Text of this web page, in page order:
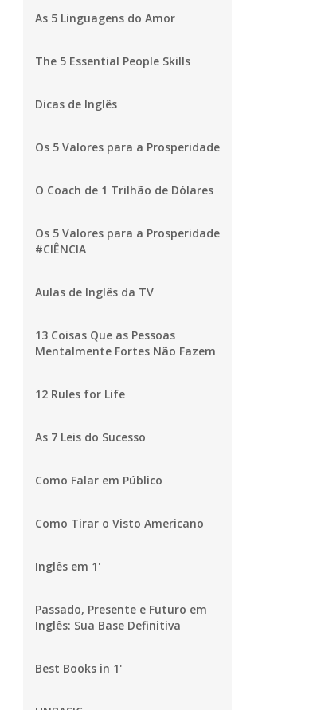
As 5 Linguagens do Amor
The 5 Essential People Skills
Dicas de Inglês
Os 5 Valores para a Prosperidade
O Coach de 1 Trilhão de Dólares
Os 5 Valores para a Prosperidade
#CIÊNCIA
Aulas de Inglês da TV
13 Coisas Que as Pessoas
Mentalmente Fortes Não Fazem
12 Rules for Life
As 7 Leis do Sucesso
Como Falar em Público
Como Tirar o Visto Americano
Inglês em 1'
Passado, Presente e Futuro em
Inglês: Sua Base Definitiva
Best Books in 1'